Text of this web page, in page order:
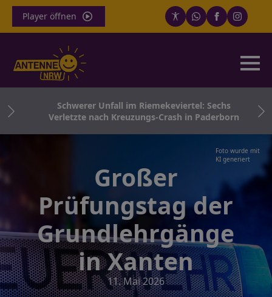
Player öffnen
Schwerer Unfall im Riemekeviertel: Sechs
Verletzte nach Kreuzungs-Crash in Paderborn
Foto wurde mit
KI generiert
Großer
Prüfungstag der
Grundlehrgänge
in Xanten
11. Mai 2026